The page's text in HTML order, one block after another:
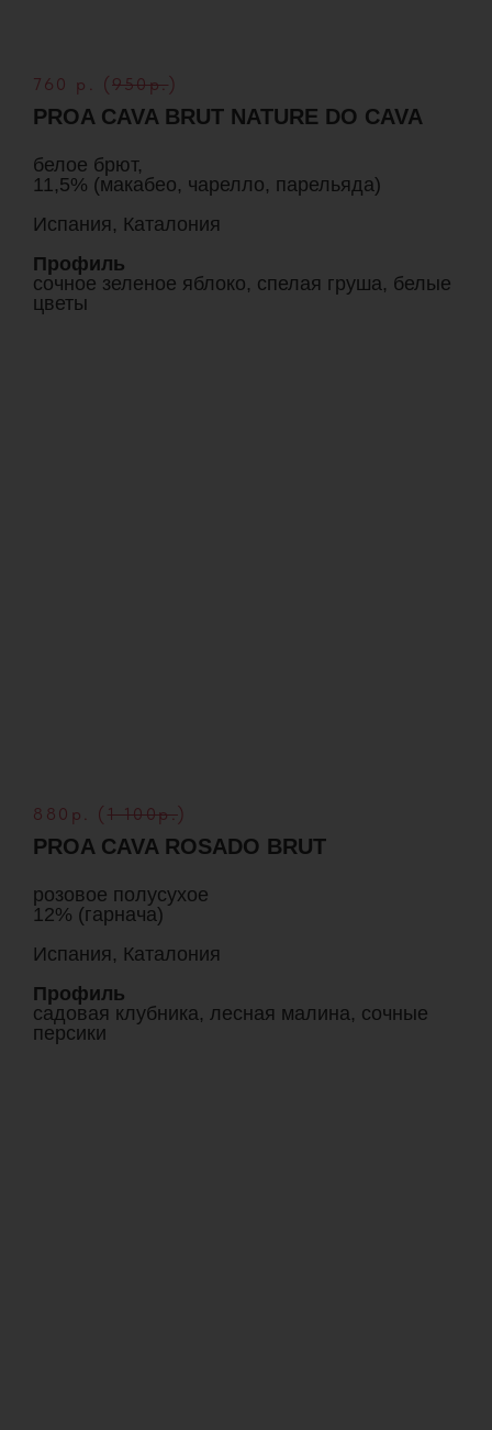
760 р. (950р.)
PROA CAVA BRUT NATURE DO CAVA
белое брют,
11,5% (макабео, чарелло, парельяда)
Испания, Каталония
Профиль
сочное зеленое яблоко, спелая груша, белые
цветы
880р. ( 1 100р.)
PROA CAVA ROSADO BRUT
розовое полусухое
12% (гарнача)
Испания, Каталония
Профиль
садовая клубника, лесная малина, сочные
персики